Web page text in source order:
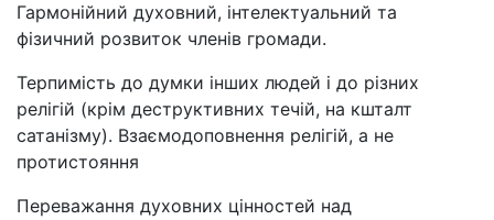
Гармонійний духовний, інтелектуальний та
фізичний розвиток членів громади.
Терпимість до думки інших людей і до різних
релігій (крім деструктивних течій, на кшталт
сатанізму). Взаємодоповнення релігій, а не
протистояння
Переважання духовних цінностей над